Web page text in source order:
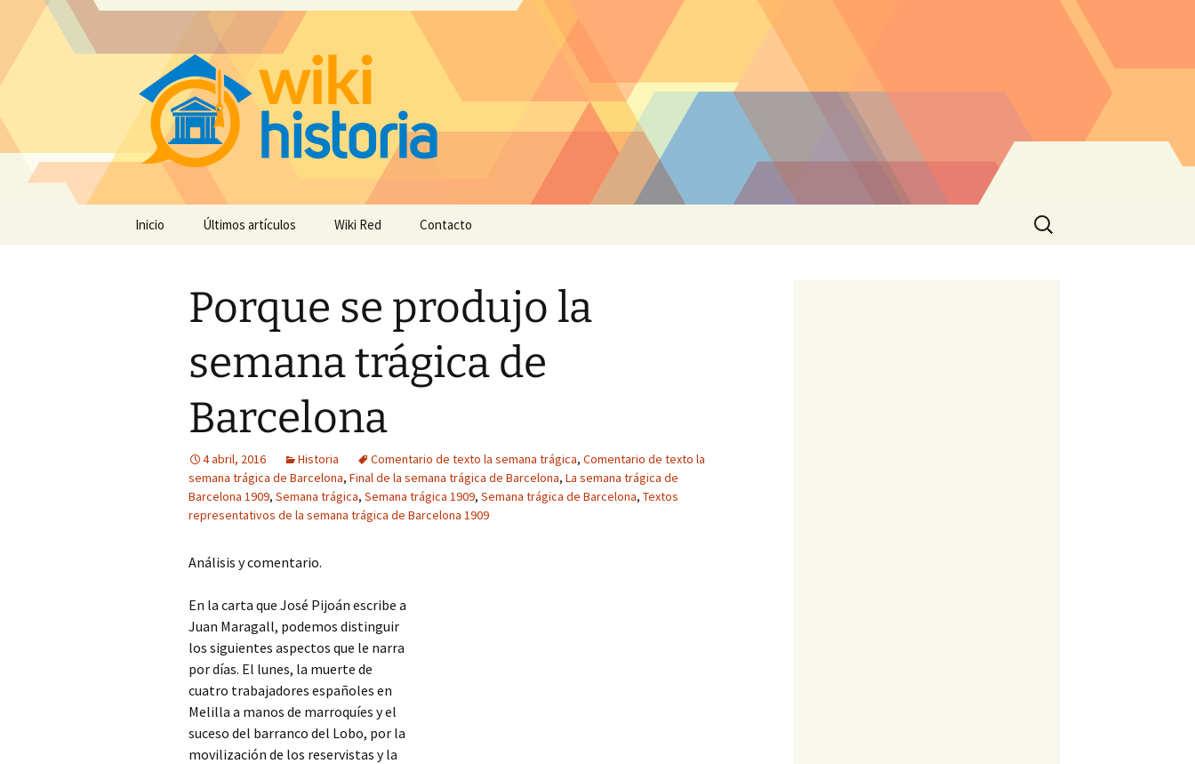
Inicio Últimos artículos Wiki Red Contacto
Buscar:
Porque se produjo la
semana trágica de
Barcelona
4 abril, 2016 Historia Comentario de texto la semana trágica, Comentario de texto la
semana trágica de Barcelona, Final de la semana trágica de Barcelona, La semana trágica de
Barcelona 1909, Semana trágica, Semana trágica 1909, Semana trágica de Barcelona, Textos
representativos de la semana trágica de Barcelona 1909
Análisis y comentario.
En la carta que José Pijoán escribe a
Juan Maragall, podemos distinguir
los siguientes aspectos que le narra
por días. El lunes, la muerte de
cuatro trabajadores españoles en
Melilla a manos de marroquíes y el
suceso del barranco del Lobo, por la
movilización de los reservistas y la